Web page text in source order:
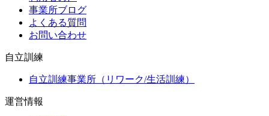
事業所ブログ
よくある質問
お問い合わせ
自立訓練
自立訓練事業所（リワーク/生活訓練）
運営情報